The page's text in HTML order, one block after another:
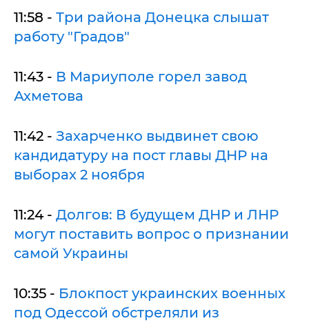
11:58 - Три района Донецка слышат
работу "Градов"
11:43 - В Мариуполе горел завод
Ахметова
11:42 - Захарченко выдвинет свою
кандидатуру на пост главы ДНР на
выборах 2 ноября
11:24 - Долгов: В будущем ДНР и ЛНР
могут поставить вопрос о признании
самой Украины
10:35 - Блокпост украинских военных
под Одессой обстреляли из